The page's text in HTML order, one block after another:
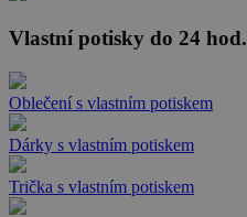
Vlastní potisky do 24 hod.
Oblečení s vlastním potiskem
Dárky s vlastním potiskem
Trička s vlastním potiskem